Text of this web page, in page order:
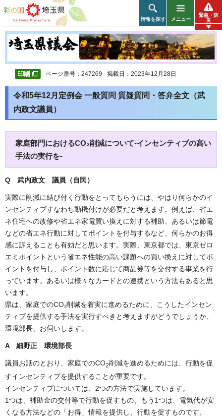
彩の国 埼玉県
情報を探す メニュー
緊急・防
災
ページ番号：247269 掲載日：2023年12月28日
令和5年12月定例会 一般質問 質疑質問・答弁全文（武
内政文議員）
家庭部門におけるCO₂削減について-インセンティブの高い
手法の実行を-
Q 武内政文 議員（自民）
実際に削減に結び付く行動をとってもらうには、やはり何らかのイ
ンセンティブすなわち動機付けが必要だと考えます。例えば、省エ
ネ住宅への改修や省エネ家電買い換えに対する補助、あるいは節電
などの省エネ行動に対してポイントを付与するなど、何らかのお得
感に訴えることも有効だと思います。実際、東京都では、東京ゼロ
エミポイントという省エネ性能の高い課題への買い換えに対してポ
イントを付与し、ポイント数に応じて商品券等を交付する事業を行
っています。あるいは様々なカードとの連携という方法もあると思
います。
県は、家庭でのCO₂削減を着実に進めるために、こうしたインセン
ティブを提供する手法を実行すべきと考えますがどうでしょうか、
環境部長、お伺いします。
A 細野正 環境部長
議員お話のとおり、家庭でのCO2削減を進めるためには、行動を促
すインセンティブを提供することが重要です。
インセンティブについては、2つの方法で実施しています。
1つは、補助金の交付等で行動を促すもの、もう1つは、電気代が安
くなる方法などの「お得」情報を提供し、行動を促すものです。